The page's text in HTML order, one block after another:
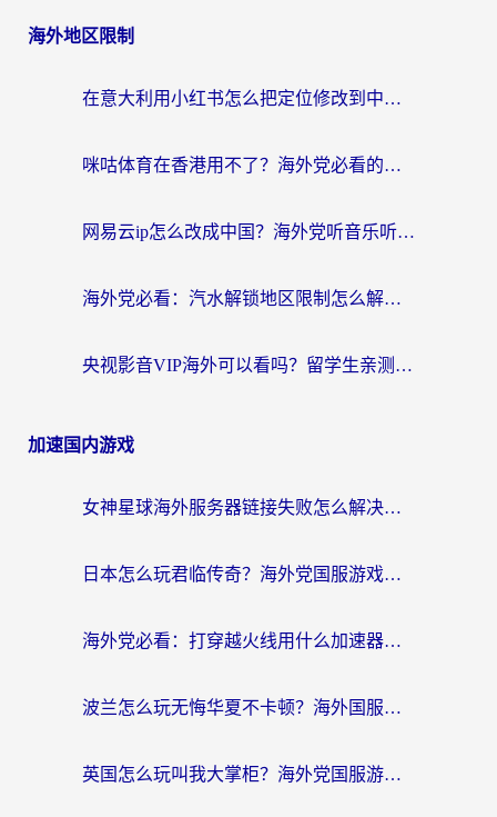
海外地区限制
在意大利用小红书怎么把定位修改到中国国内？3个实用技巧+1个靠谱工具帮你搞定
咪咕体育在香港用不了？海外党必看的回国加速器选择指南（附3个真实场景解决方案）
网易云ip怎么改成中国？海外党听音乐听书的无痛解决方案
海外党必看：汽水解锁地区限制怎么解除？3招解决国内影音&生活服务难题
央视影音VIP海外可以看吗？留学生亲测有效的回国加速器选择指南
加速国内游戏
女神星球海外服务器链接失败怎么解决？海外党国服游戏加速避坑指南
日本怎么玩君临传奇？海外党国服游戏加速避坑指南（附菲律宾欧洲玩家实测）
海外党必看：打穿越火线用什么加速器？解决延迟卡顿，还能玩奇妙拼图世界和第五人格
波兰怎么玩无悔华夏不卡顿？海外国服游戏加速器终极指南（附征途2萤火突击解决方案）
英国怎么玩叫我大掌柜？海外党国服游戏加速避坑指南（附实测推荐）